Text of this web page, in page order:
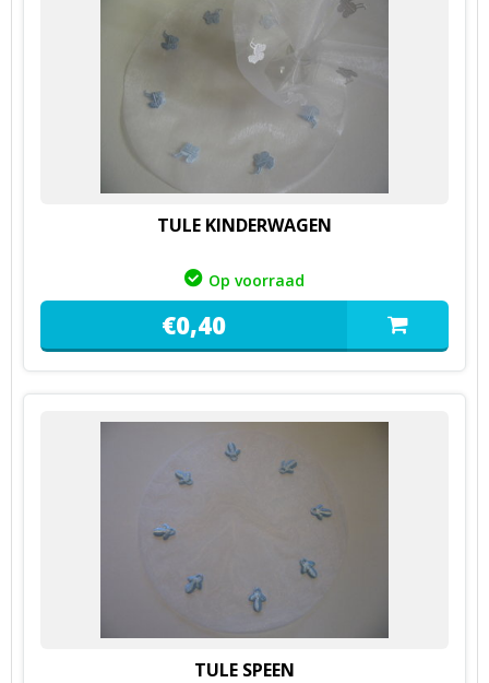
TULE KINDERWAGEN
Op voorraad
€0,40
TULE SPEEN